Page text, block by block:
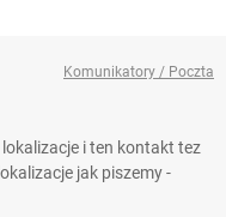
Komunikatory / Poczta
i ten kontakt tez
jak piszemy -